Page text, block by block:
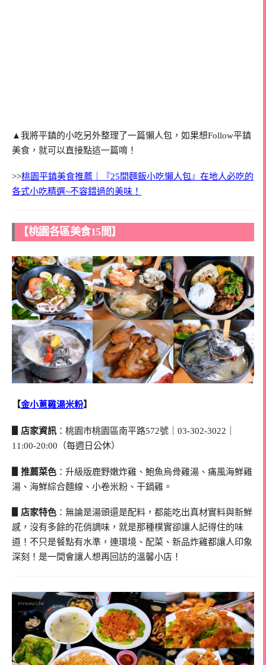
▲我將平鎮的小吃另外整理了一篇懶人包，如果想Follow平鎮
美食，就可以直接點這一篇唷！
>>桃園平鎮美食推薦｜『25間麵飯小吃懶人包』在地人必吃的
各式小吃精選~不容錯過的美味！
【桃園各區美食15間】
【金小蔥雞湯米粉】
▋店家資訊 ：桃園市桃園區南平路572號｜03-302-3022｜
11:00-20:00（每週日公休）
▋推薦菜色 ：升級版鹿野嫩炸雞、鮑魚烏骨雞湯、痛風海鮮雞
湯、海鮮綜合麵線、小卷米粉、干鍋雞。
▋店家特色 ：無論是湯頭還是配料，都能吃出真材實料與新鮮
感，沒有多餘的花俏調味，就是那種樸實卻讓人記得住的味
道！不只是餐點有水準，連環境、配菜、新品炸雞都讓人印象
深刻！是一間會讓人想再回訪的溫馨小店！